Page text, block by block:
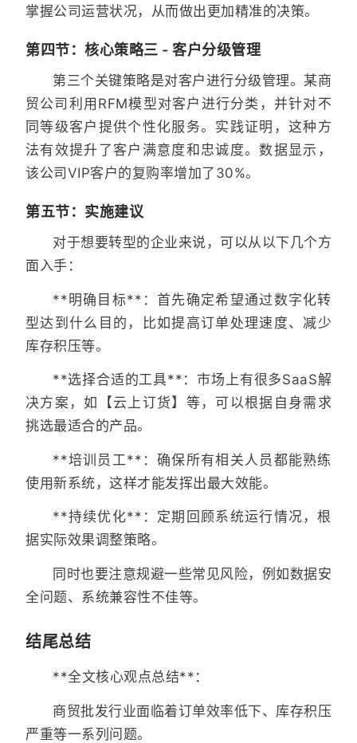
掌握公司运营状况，从而做出更加精准的决策。
第四节：核心策略三 - 客户分级管理
第三个关键策略是对客户进行分级管理。某商
贸公司利用RFM模型对客户进行分类，并针对不
同等级客户提供个性化服务。实践证明，这种方
法有效提升了客户满意度和忠诚度。数据显示，
该公司VIP客户的复购率增加了30%。
第五节：实施建议
对于想要转型的企业来说，可以从以下几个方
面入手：
**明确目标**：首先确定希望通过数字化转
型达到什么目的，比如提高订单处理速度、减少
库存积压等。
**选择合适的工具**：市场上有很多SaaS解
决方案，如【云上订货】等，可以根据自身需求
挑选最适合的产品。
**培训员工**：确保所有相关人员都能熟练
使用新系统，这样才能发挥出最大效能。
**持续优化**：定期回顾系统运行情况，根
据实际效果调整策略。
同时也要注意规避一些常见风险，例如数据安
全问题、系统兼容性不佳等。
结尾总结
**全文核心观点总结**：
商贸批发行业面临着订单效率低下、库存积压
严重等一系列问题。